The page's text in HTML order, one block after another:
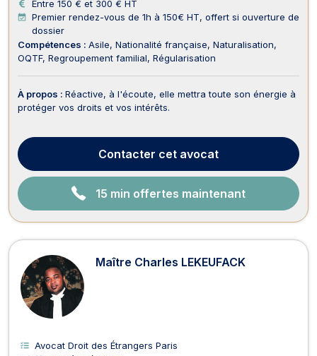
Entre 150 € et 300 € HT
Premier rendez-vous de 1h à 150€ HT, offert si ouverture de
dossier
Compétences : Asile Nationalité française Naturalisation
OQTF Regroupement familial Régularisation
À propos : Réactive, à l'écoute, elle mettra toute son énergie à
protéger vos droits et vos intérêts.
Contacter cet avocat
15 min offertes maintenant
Maître Charles LEKEUFACK
Avocat Droit des Étrangers Paris